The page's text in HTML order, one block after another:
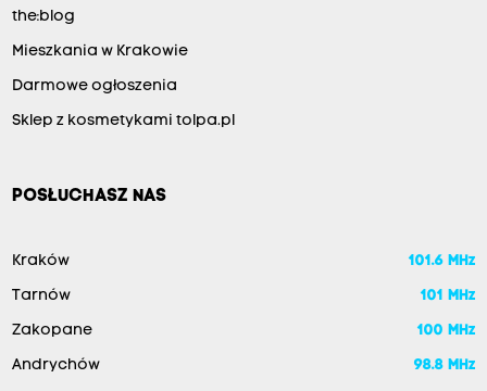
the:blog
Mieszkania w Krakowie
Darmowe ogłoszenia
Sklep z kosmetykami tolpa.pl
POSŁUCHASZ NAS
Kraków 101.6 MHz
Tarnów 101 MHz
Zakopane 100 MHz
Andrychów 98.8 MHz